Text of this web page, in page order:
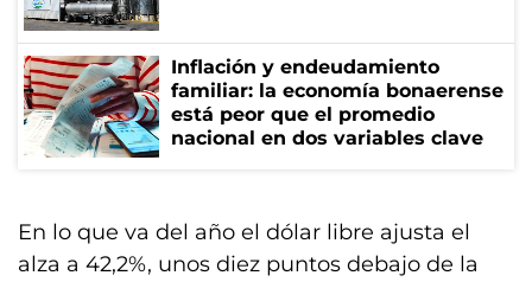
Inflación y endeudamiento
familiar: la economía bonaerense
está peor que el promedio
nacional en dos variables clave
En lo que va del año el dólar libre ajusta el
alza a 42,2%, unos diez puntos debajo de la